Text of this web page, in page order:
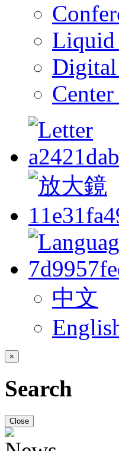
Liquid
Digital
中文
×
Search
Close